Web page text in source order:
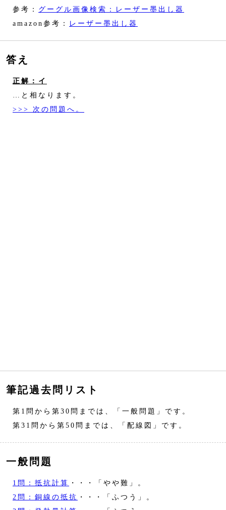
参考： グーグル画像検索：レーザー墨出し器
amazon参考：
レーザー墨出し器
答え
正解：イ
…と相なります。
>>> 次の問題へ。
筆記過去問リスト
第1問から第30問までは、「一般問題」です。
第31問から第50問までは、「配線図」です。
一般問題
1問：抵抗計算 ・・・「やや難」。
2問：銅線の抵抗 ・・・「ふつう」。